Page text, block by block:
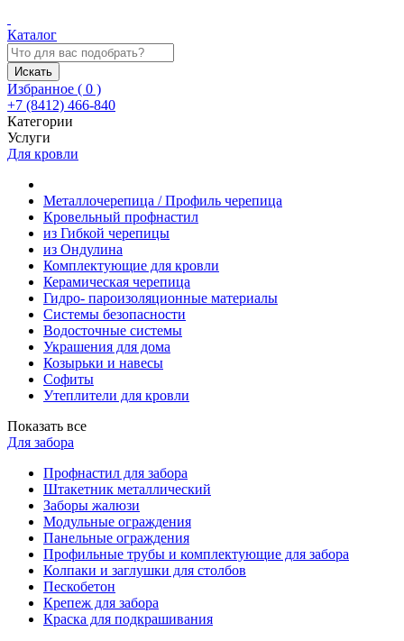
Каталог
Искать
Избранное ( 0 )
+7 (8412) 466-840
Категории
Услуги
Для кровли
Металлочерепица / Профиль черепица
Кровельный профнастил
из Гибкой черепицы
из Ондулина
Комплектующие для кровли
Керамическая черепица
Гидро- пароизоляционные материалы
Системы безопасности
Водосточные системы
Украшения для дома
Козырьки и навесы
Софиты
Утеплители для кровли
Показать все
Для забора
Профнастил для забора
Штакетник металлический
Заборы жалюзи
Модульные ограждения
Панельные ограждения
Профильные трубы и комплектующие для забора
Колпаки и заглушки для столбов
Пескобетон
Крепеж для забора
Краска для подкрашивания